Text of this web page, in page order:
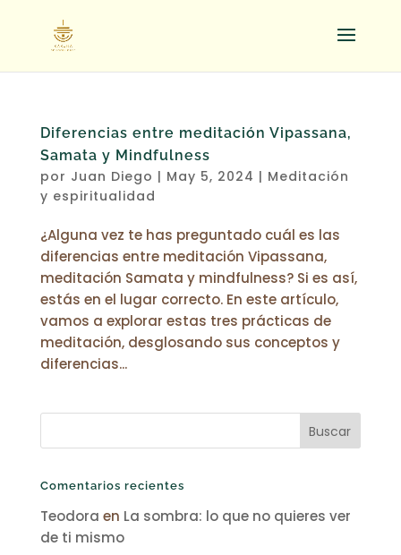
Diferencias entre meditación Vipassana,
Samata y Mindfulness
por Juan Diego | May 5, 2024 | Meditación
y espiritualidad
¿Alguna vez te has preguntado cuál es las
diferencias entre meditación Vipassana,
meditación Samata y mindfulness? Si es así,
estás en el lugar correcto. En este artículo,
vamos a explorar estas tres prácticas de
meditación, desglosando sus conceptos y
diferencias...
Comentarios recientes
Teodora en La sombra: lo que no quieres ver
de ti mismo